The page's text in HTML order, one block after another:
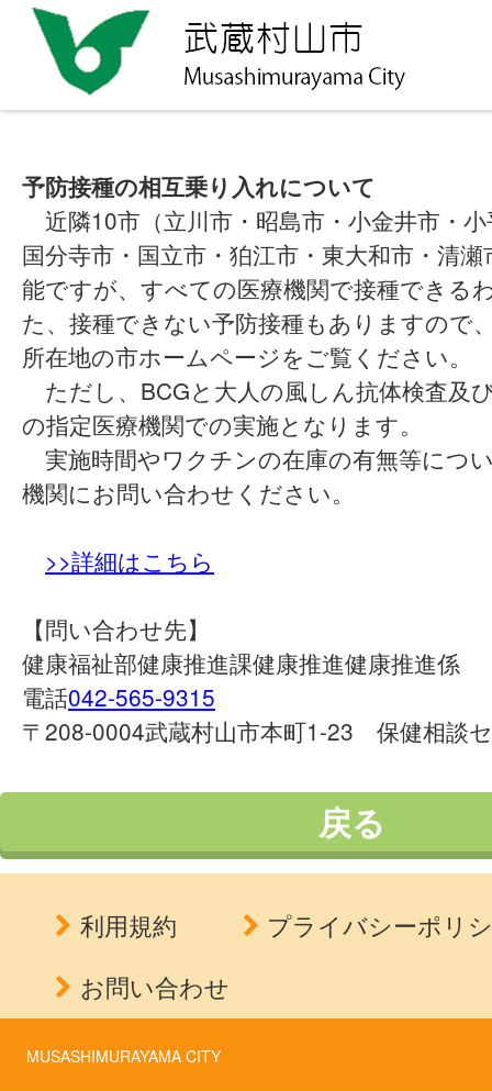
予防接種の相互乗り入れについて
近隣10市（立川市・昭島市・小金井市・
国分寺市・国立市・狛江市・東大和市・清
能ですが、すべての医療機関で接種できる
た、接種できない予防接種もありますので
所在地の市ホームページをご覧ください。
ただし、BCGと大人の風しん抗体検査及
の指定医療機関での実施となります。
実施時間やワクチンの在庫の有無等につ
機関にお問い合わせください。
>>詳細はこちら
【問い合わせ先】
健康福祉部健康推進課健康推進健康推進係
電話042-565-9315
〒208-0004武蔵村山市本町1-23 保健相談
戻る
利用規約
プライバシーポリ
お問い合わせ
MUSASHIMURAYAMA CITY